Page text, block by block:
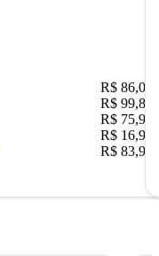
R$ 86,00
R$ 99,89
R$ 75,90
R$ 16,90
R$ 83,90